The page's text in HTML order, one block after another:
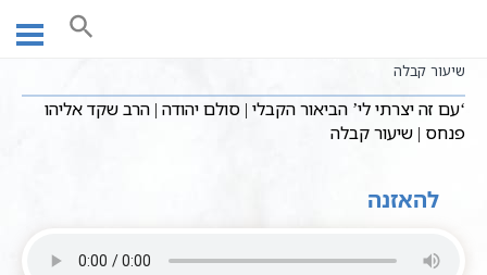
content
שיעור קבלה
‘עם זה יצרתי לי’ הביאור הקבלי | סולם יהודה | הרב שקד אליהו
פנחס | שיעור קבלה
להאזנה